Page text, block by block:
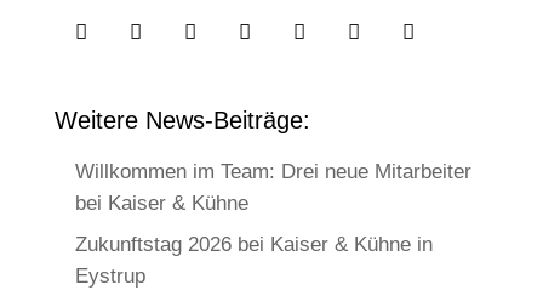
      
Weitere News-Beiträge:
Willkommen im Team: Drei neue Mitarbeiter
bei Kaiser & Kühne
Zukunftstag 2026 bei Kaiser & Kühne in
Eystrup